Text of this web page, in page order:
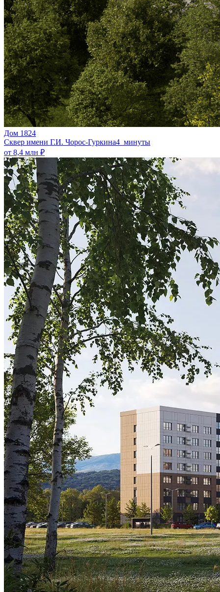
Дом 1824
Сквер имени Г.И. Чорос-Гуркина4 минуты
от 8,4 млн ₽